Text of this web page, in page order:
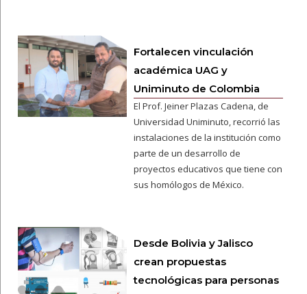
Fortalecen vinculación
académica UAG y
Uniminuto de Colombia
El Prof. Jeiner Plazas Cadena, de
Universidad Uniminuto, recorrió las
instalaciones de la institución como
parte de un desarrollo de
proyectos educativos que tiene con
sus homólogos de México.
Desde Bolivia y Jalisco
crean propuestas
tecnológicas para personas